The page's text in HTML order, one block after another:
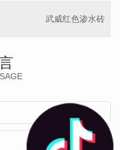
武威红色渗水砖